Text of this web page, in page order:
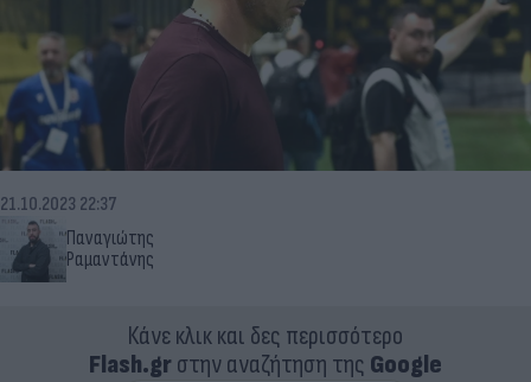
Παναγιώτης
Ραμαντάνης
21.10.2023 22:37
Κάνε κλικ και δες περισσότερο
Flash.grστην αναζήτηση της Google